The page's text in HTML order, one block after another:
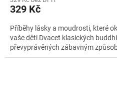
329 Kč
Příběhy lásky a moudrosti, které
vaše děti Dvacet klasických
převyprávěných zábavným